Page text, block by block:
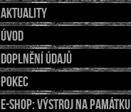
Aktuality
Úvod
Doplnění údajů
Pokec
E-shop: výstroj na památku